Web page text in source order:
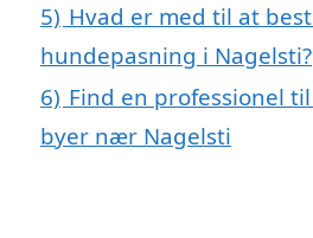
5) Hvad er med til at
hundepasning i Nagelsti?
6) Find en professionel
byer nær Nagelsti